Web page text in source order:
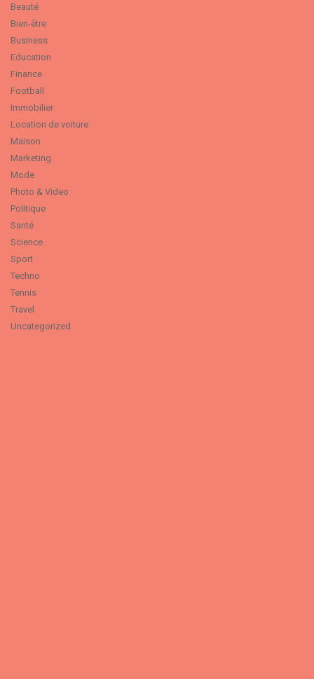
Beauté
Bien-être
Business
Education
Finance
Football
Immobilier
Location de voiture
Maison
Marketing
Mode
Photo & Video
Politique
Santé
Science
Sport
Techno
Tennis
Travel
Uncategorized